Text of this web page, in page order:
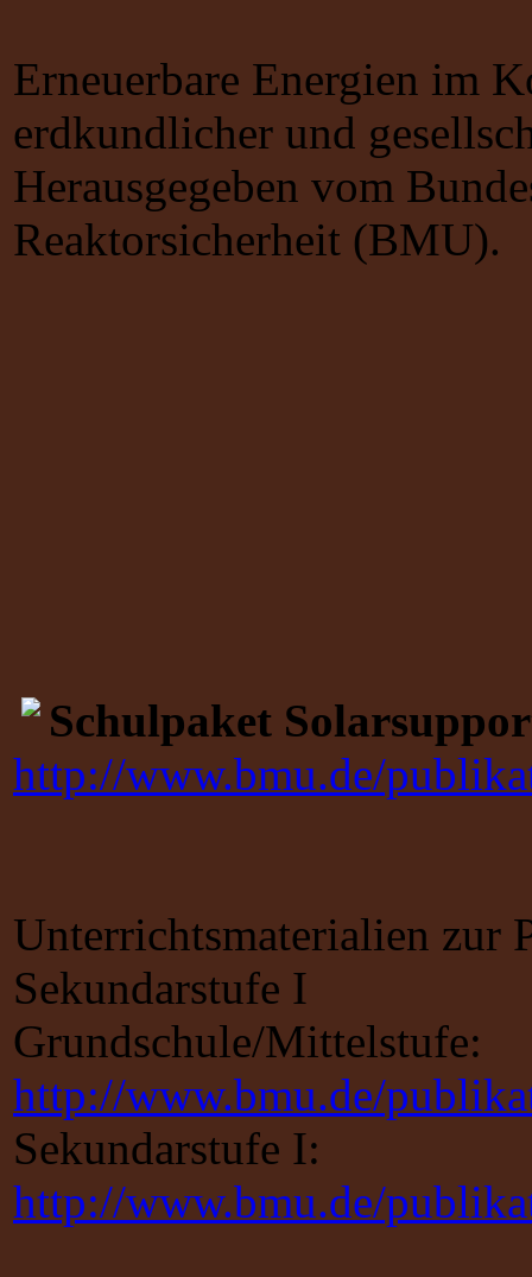
Erneuerbare Energien im
erdkundlicher und
Herausgegeben vom
Reaktorsicherheit (BMU).
Schulpaket
http://www.bmu.de/
Unterrichtsmaterialien zur
Sekundarstufe I
Grundschule/Mittelstufe:
http://www.bmu.de/
Sekundarstufe I:
http://www.bmu.de/